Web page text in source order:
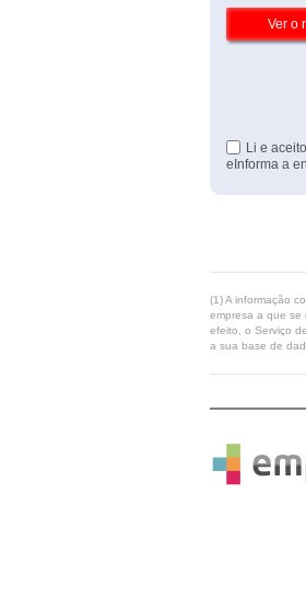
Li e
eInforma a
(1) A informação
empresa a que se
efeito, o Serviço
a sua base de